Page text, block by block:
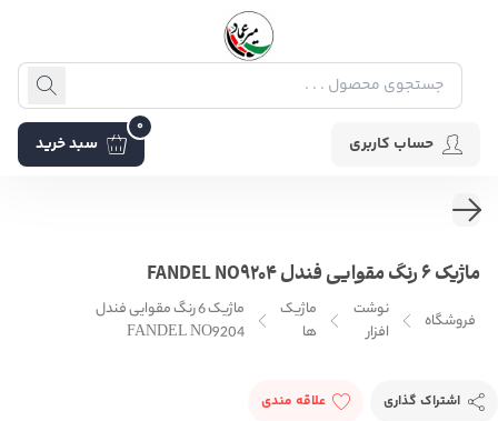
حساب کاربری سبد خرید
0
ماژیک 6 رنگ مقوایی فندل FANDEL NO9204
فروشگاه
نوشت
افزار
ماژیک
ها
ماژیک 6 رنگ مقوایی فندل
FANDEL NO9204
اشتراک گذاری علاقه مندی